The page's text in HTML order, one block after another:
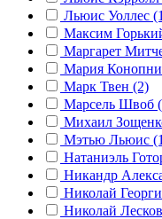
Льюис Уоллес
Максим
Маргарет
Мария
Марк Твен (2)
Марсель Швоб
Михаил
Мэтью Льюис
Натаниэль
Никандр
Николай
Николай